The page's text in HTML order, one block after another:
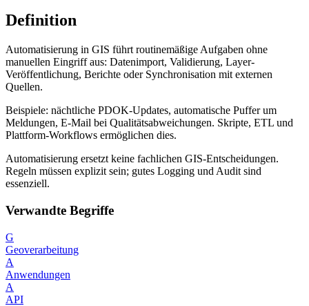
Definition
Automatisierung in GIS führt routinemäßige Aufgaben ohne
manuellen Eingriff aus: Datenimport, Validierung, Layer-
Veröffentlichung, Berichte oder Synchronisation mit externen
Quellen.
Beispiele: nächtliche PDOK-Updates, automatische Puffer um
Meldungen, E-Mail bei Qualitätsabweichungen. Skripte, ETL und
Plattform-Workflows ermöglichen dies.
Automatisierung ersetzt keine fachlichen GIS-Entscheidungen.
Regeln müssen explizit sein; gutes Logging und Audit sind
essenziell.
Verwandte Begriffe
G
Geoverarbeitung
A
Anwendungen
A
API